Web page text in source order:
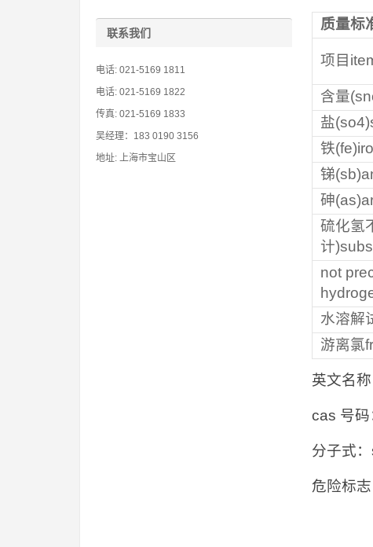
质量标
项目
含量
盐
铁
锑
砷
硫化氢
计
not
水溶解
游离氯
英文名
cas 号
分子式
危险标志
联系我们
电话: 021-5169 1811
电话: 021-5169 1822
传真: 021-5169 1833
吴经理：183 0190 3156
地址: 上海市宝山区